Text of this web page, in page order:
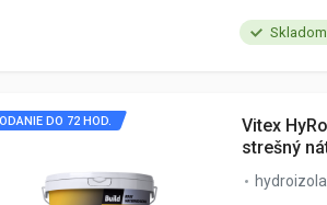
DO 72 HOD.
Vitex
strešný